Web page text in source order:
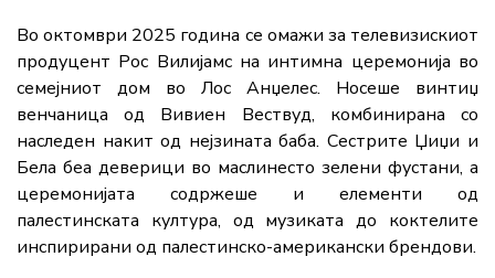
Во октомври 2025 година се омажи за телевизискиот
продуцент Рос Вилијамс на интимна церемонија во
семејниот дом во Лос Анџелес. Носеше винтиџ
венчаница од Вивиен Вествуд, комбинирана со
наследен накит од нејзината баба. Сестрите Џиџи и
Бела беа деверици во маслинесто зелени фустани, а
церемонијата содржеше и елементи од
палестинската култура, од музиката до коктелите
инспирирани од палестинско-американски брендови.